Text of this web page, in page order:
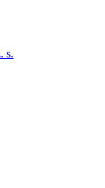
s.